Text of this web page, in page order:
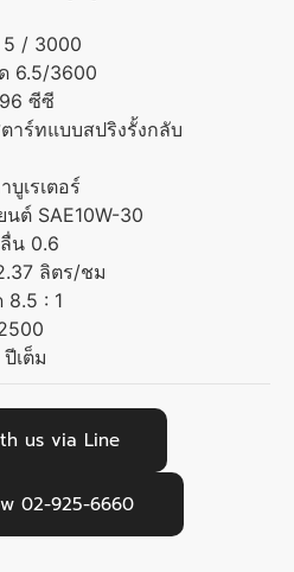
5 / 3000
6.5/3600
ซีซี
าร์ทแบบสปริงรั้งกลับ
บูเรเตอร์
ต์ SAE10W-30
น 0.6
ลิตร/ชม
8.5 : 1
เต็ม
us via Line
02-925-6660